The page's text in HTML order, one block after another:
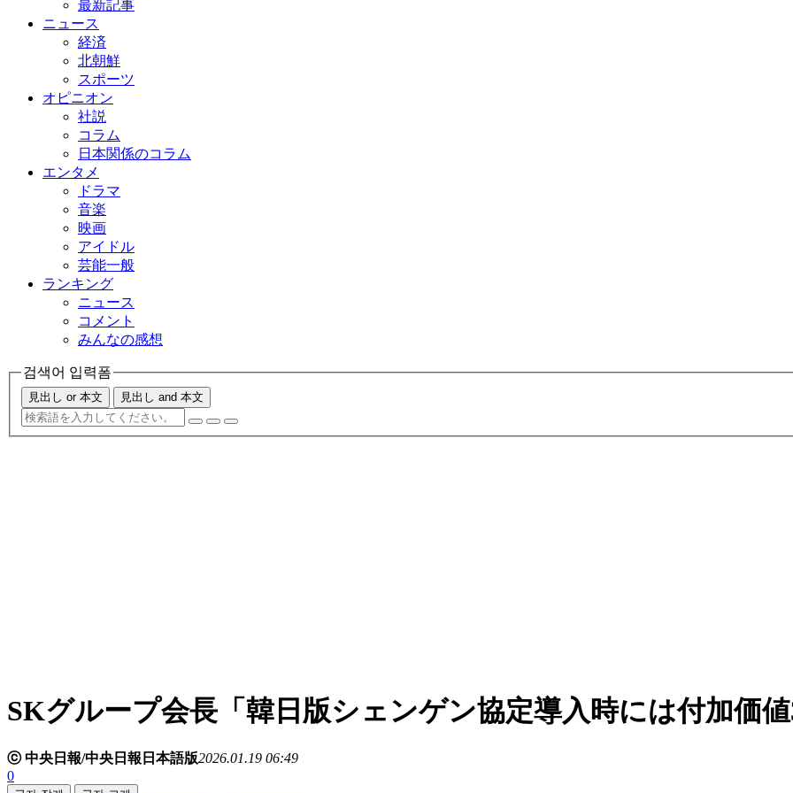
最新記事
ニュース
経済
北朝鮮
スポーツ
オピニオン
社説
コラム
日本関係のコラム
エンタメ
ドラマ
音楽
映画
アイドル
芸能一般
ランキング
ニュース
コメント
みんなの感想
검색어 입력폼
見出し or 本文 見出し and 本文
SKグループ会長「韓日版シェンゲン協定導入時には付加価値
ⓒ 中央日報/中央日報日本語版2026.01.19 06:49
0